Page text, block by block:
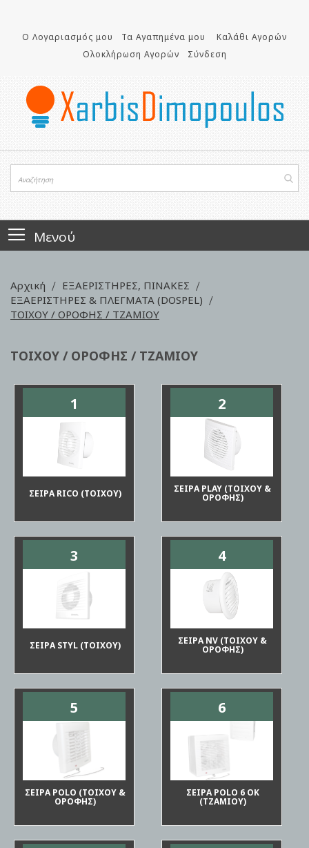
περιεχόμενο
Ο Λογαριασμός μου Τα Αγαπημένα μου
Καλάθι Αγορών
Ολοκλήρωση Αγορών
Σύνδεση
Μενού
Αρχική
ΕΞΑΕΡΙΣΤΗΡΕΣ, ΠΙΝΑΚΕΣ
ΕΞΑΕΡΙΣΤΗΡΕΣ & ΠΛΕΓΜΑΤΑ (DOSPEL)
ΤΟΙΧΟΥ / ΟΡΟΦΗΣ / ΤΖΑΜΙΟΥ
ΤΟΙΧΟΥ / ΟΡΟΦΗΣ / ΤΖΑΜΙΟΥ
1
ΣΕΙΡΑ RICO (ΤΟΙΧΟΥ)
2
ΣΕΙΡΑ PLAY (ΤΟΙΧΟΥ &
ΟΡΟΦΗΣ)
3
ΣΕΙΡΑ STYL (ΤΟΙΧΟΥ)
4
ΣΕΙΡΑ NV (ΤΟΙΧΟΥ &
ΟΡΟΦΗΣ)
5
ΣΕΙΡΑ POLO (ΤΟΙΧΟΥ &
ΟΡΟΦΗΣ)
6
ΣΕΙΡΑ POLO 6 OK
(ΤΖΑΜΙΟΥ)